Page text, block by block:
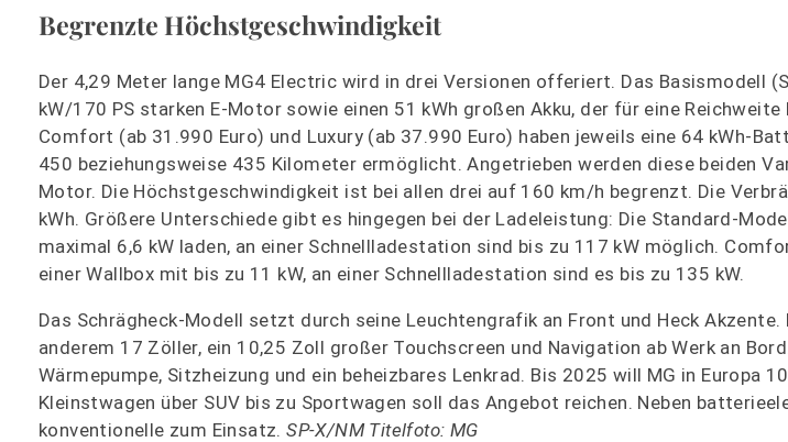
Begrenzte Höchstgeschwindigkeit
Der 4,29 Meter lange MG4 Electric wird in drei Versionen offeriert. Das Basismodell
kW/170 PS starken E-Motor sowie einen 51 kWh großen Akku, der für eine
Comfort (ab 31.990 Euro) und Luxury (ab 37.990 Euro) haben jeweils eine 64 kWh-
450 beziehungsweise 435 Kilometer ermöglicht. Angetrieben werden diese beiden
Motor. Die Höchstgeschwindigkeit ist bei allen drei auf 160 km/h begrenzt. Die
kWh. Größere Unterschiede gibt es hingegen bei der Ladeleistung: Die Standard-
maximal 6,6 kW laden, an einer Schnellladestation sind bis zu 117 kW möglich.
einer Wallbox mit bis zu 11 kW, an einer Schnellladestation sind es bis zu 135 kW.
Das Schrägheck-Modell setzt durch seine Leuchtengrafik an Front und Heck
anderem 17 Zöller, ein 10,25 Zoll großer Touchscreen und Navigation ab Werk an
Wärmepumpe, Sitzheizung und ein beheizbares Lenkrad. Bis 2025 will MG in Europa
Kleinstwagen über SUV bis zu Sportwagen soll das Angebot reichen. Neben
konventionelle zum Einsatz.SP-X/NM Titelfoto: MG